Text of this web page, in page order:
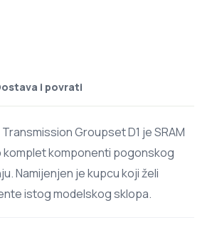
i povrati
Transmission Groupset D1 je SRAM
komponenti pogonskog
Namijenjen je kupcu koji želi
istog modelskog sklopa.